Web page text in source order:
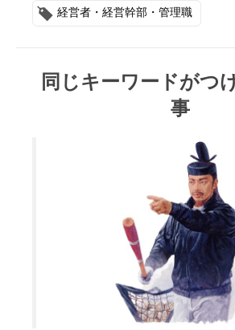
経営者・経営幹部・管理職
同じキーワードがつ
事